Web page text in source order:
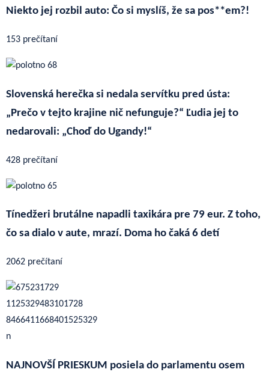
Niekto jej rozbil auto: Čo si myslíš, že sa pos**em?!
153 prečítaní
Slovenská herečka si nedala servítku pred ústa:
„Prečo v tejto krajine nič nefunguje?“ Ľudia jej to
nedarovali: „Choď do Ugandy!“
428 prečítaní
Tínedžeri brutálne napadli taxikára pre 79 eur. Z toho,
čo sa dialo v aute, mrazí. Doma ho čaká 6 detí
2062 prečítaní
NAJNOVŠÍ PRIESKUM posiela do parlamentu osem